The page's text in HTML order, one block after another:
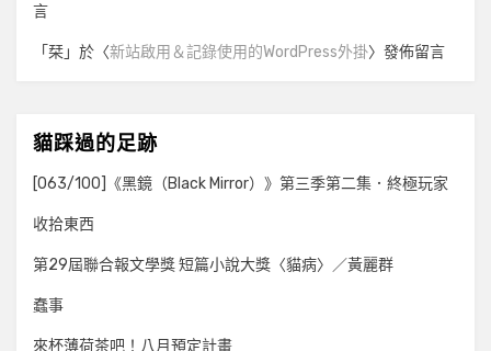
言
「栞」於〈新站啟用＆記錄使用的WordPress外掛〉發佈留言
貓踩過的足跡
[063/100]《黑鏡（Black Mirror）》第三季第二集．終極玩家
收拾東西
第29屆聯合報文學獎 短篇小說大獎〈貓病〉／黃麗群
蠢事
來杯薄荷茶吧！八月預定計畫